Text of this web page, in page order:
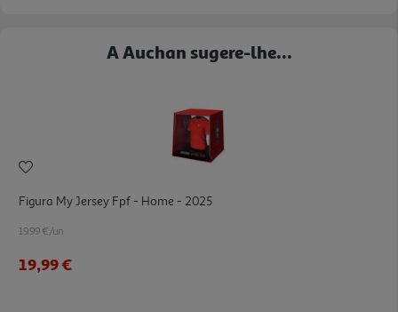
A Auchan sugere-lhe...
Figura My Jersey Fpf - Home - 2025
19.99 €/un
19,99 €